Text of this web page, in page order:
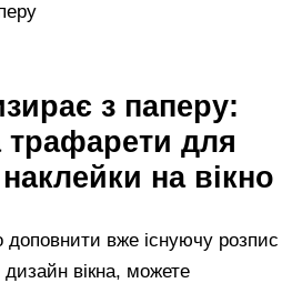
з паперу:
для
на вікно
вже існуючу розпис
дизайн вікна, можете